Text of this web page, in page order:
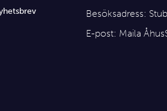
Besöksadress:
E-post: Maila